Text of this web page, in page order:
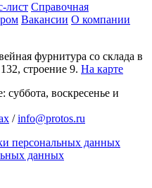
лист Справочная
Вакансии О компании
фурнитура со склада в
строение 9. На карте
воскресенье и
/info@protos.ru
персональных данных
данных